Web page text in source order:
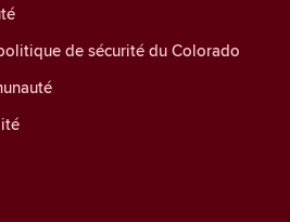
de sécurité du Colorado